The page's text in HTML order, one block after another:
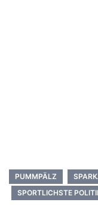
PUMMPÄLZ
SPORTLICHSTE